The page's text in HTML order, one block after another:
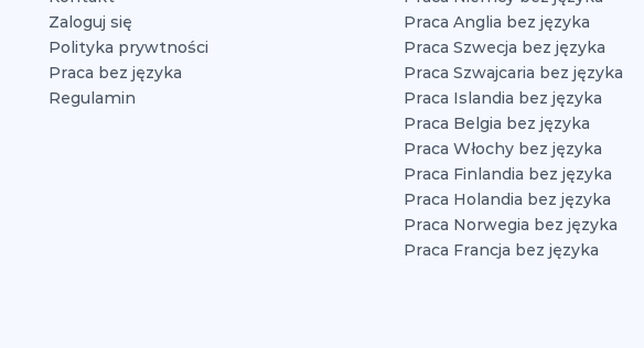
Zaloguj się
Polityka prywtności
Praca bez języka
Regulamin
Praca Anglia bez języka
Praca Szwecja bez języka
Praca Szwajcaria bez języka
Praca Islandia bez języka
Praca Belgia bez języka
Praca Włochy bez języka
Praca Finlandia bez języka
Praca Holandia bez języka
Praca Norwegia bez języka
Praca Francja bez języka